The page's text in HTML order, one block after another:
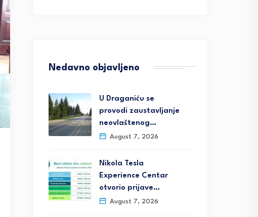
Nedavno objavljeno
U Draganiću se
provodi zaustavljanje
neovlaštenog…
August 7, 2026
Nikola Tesla
Experience Centar
otvorio prijave…
August 7, 2026